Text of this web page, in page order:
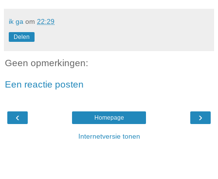
ik ga om 22:29
Delen
Geen opmerkingen:
Een reactie posten
‹ ›
Homepage
Internetversie tonen